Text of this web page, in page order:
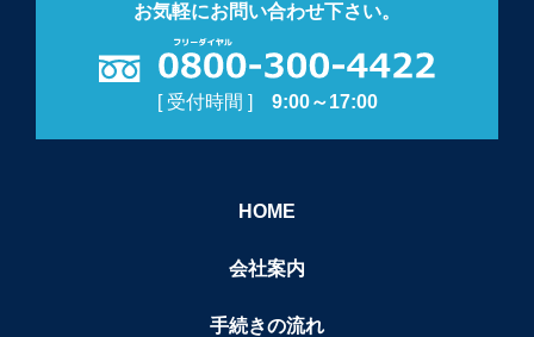
お気軽にお問い合わせ下さい。
[ 受付時間 ] 9:00～17:00
HOME
会社案内
手続きの流れ